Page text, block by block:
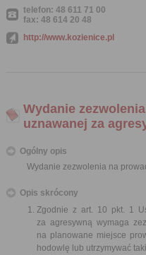
telefon: 48 611 71 00
fax: 48 614 20 48
http://www.kozienice.pl
Wydanie
uznawanej za
Ogólny opis
Wydanie zezwolenia na
Opis skrócony
Zgodnie z art. 10 pkt. 1
za agresywną wymaga
na planowane miejsce
hodowlę lub utrzymywać